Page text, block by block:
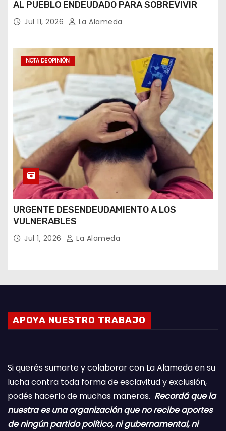
AL PUEBLO ENDEUDADO PARA SOBREVIVIR
Jul 11, 2026 La Alameda
NOTA DE OPINIÓN
URGENTE DESENDEUDAMIENTO A LOS
VULNERABLES
Jul 1, 2026 La Alameda
APOYA NUESTRO TRABAJO
Si querés sumarte y colaborar con La Alameda en su
lucha contra toda forma de esclavitud y exclusión,
podés hacerlo de muchas maneras. Recordá que la
nuestra es una organización que no recibe aportes
de ningún partido político, ni gubernamental, ni